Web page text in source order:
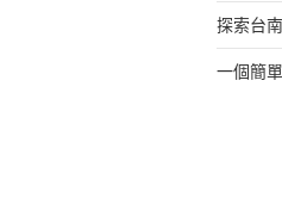
探索台
一個簡